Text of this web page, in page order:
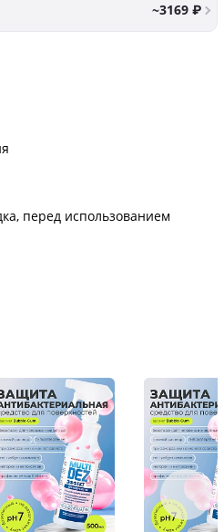
~3169 ₽
перед использованием